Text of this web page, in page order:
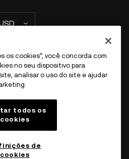
os cookies”, você concorda com
no seu dispositivo para
analisar o uso do site e ajudar
todos os
cookies
de
cookies